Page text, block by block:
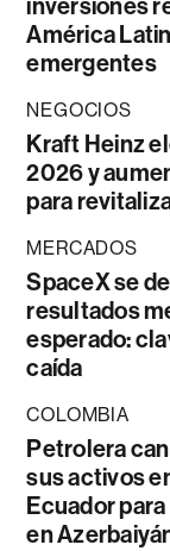
inversiones
América
emergentes
NEGOCIOS
Kraft Heinz
2026 y
para
MERCADOS
SpaceX se
resultados
esperado:
caída
COLOMBIA
Petrolera
sus activos
Ecuador
en